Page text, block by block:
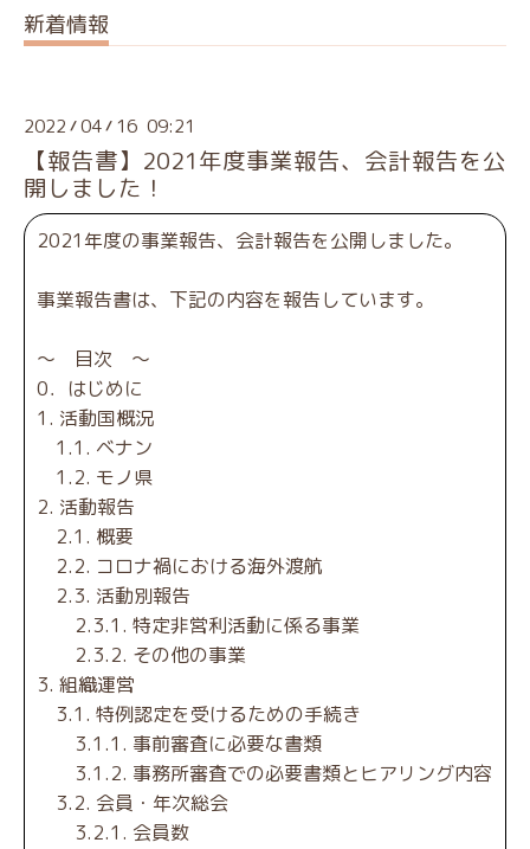
新着情報
2022 /04/ 16 09:21
【報告書】2021年度事業報告、会計報告を公
開しました！
2021年度の事業報告、会計報告を公開しました。
事業報告書は、下記の内容を報告しています。
～ 目次 ～
0．はじめに
1. 活動国概況
1.1. ベナン
1.2. モノ県
2. 活動報告
2.1. 概要
2.2. コロナ禍における海外渡航
2.3. 活動別報告
2.3.1. 特定非営利活動に係る事業
2.3.2. その他の事業
3. 組織運営
3.1. 特例認定を受けるための手続き
3.1.1. 事前審査に必要な書類
3.1.2. 事務所審査での必要書類とヒアリング内容
3.2. 会員・年次総会
3.2.1. 会員数